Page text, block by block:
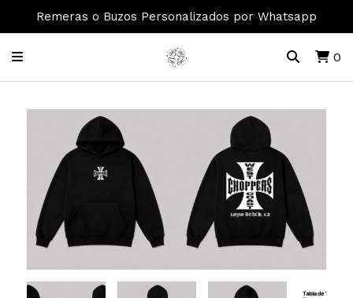
Remeras o Buzos Personalizados por Whatsapp
0